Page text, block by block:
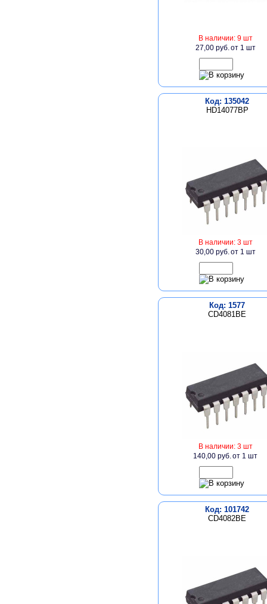
В наличии: 9 шт
27,00 руб.от 1 шт
Код: 135042
HD14077BP
В наличии: 3 шт
30,00 руб.от 1 шт
Код: 1577
CD4081BE
В наличии: 3 шт
140,00 руб.от 1 шт
Код: 101742
CD4082BE